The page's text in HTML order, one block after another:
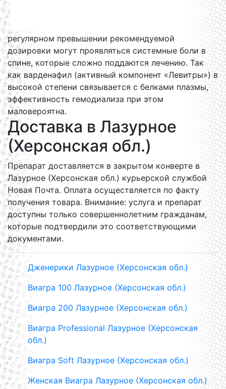
регулярном превышении рекомендуемой
дозировки могут проявляться системные боли в
спине, которые сложно поддаются лечению. Так
как варденафил (активный компонент «Левитры») в
высокой степени связывается с белками плазмы,
эффективность гемодиализа при этом
маловероятна.
Доставка в Лазурное
(Херсонская обл.)
Препарат доставляется в закрытом конверте в
Лазурное (Херсонская обл.) курьерской службой
Новая Почта. Оплата осуществляется по факту
получения товара. Внимание: услуга и препарат
доступны только совершеннолетним гражданам,
которые подтвердили это соответствующими
документами.
Дженерики Лазурное (Херсонская обл.)
Виагра 100 Лазурное (Херсонская обл.)
Виагра 200 Лазурное (Херсонская обл.)
Виагра Professional Лазурное (Херсонская
обл.)
Виагра Soft Лазурное (Херсонская обл.)
Женская Виагра Лазурное (Херсонская обл.)